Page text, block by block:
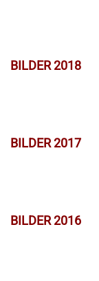
BILDER 2018
BILDER 2017
BILDER 2016